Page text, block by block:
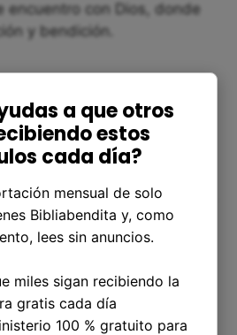
encuentro con Dios, donde
y bendición.
vida
a que otros
estos
cada día?
mensual de solo
Bibliabendita y, como
lees sin anuncios.
miles sigan recibiendo la
gratis cada día
100 % gratuito para